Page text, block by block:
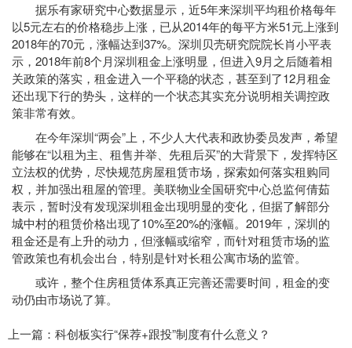
据乐有家研究中心数据显示，近5年来深圳平均租价格每年
以5元左右的价格稳步上涨，已从2014年的每平方米51元上涨到
2018年的70元，涨幅达到37%。深圳贝壳研究院院长肖小平表
示，2018年前8个月深圳租金上涨明显，但进入9月之后随着相
关政策的落实，租金进入一个平稳的状态，甚至到了12月租金
还出现下行的势头，这样的一个状态其实充分说明相关调控政
策非常有效。
在今年深圳“两会”上，不少人大代表和政协委员发声，希望
能够在“以租为主、租售并举、先租后买”的大背景下，发挥特区
立法权的优势，尽快规范房屋租赁市场，探索如何落实租购同
权，并加强出租屋的管理。美联物业全国研究中心总监何倩茹
表示，暂时没有发现深圳租金出现明显的变化，但据了解部分
城中村的租赁价格出现了10%至20%的涨幅。2019年，深圳的
租金还是有上升的动力，但涨幅或缩窄，而针对租赁市场的监
管政策也有机会出台，特别是针对长租公寓市场的监管。
或许，整个住房租赁体系真正完善还需要时间，租金的变
动仍由市场说了算。
上一篇： 科创板实行“保荐+跟投”制度有什么意义？